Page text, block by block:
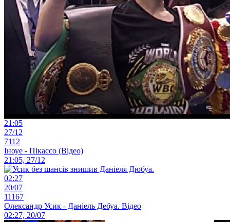
21:05
27/12
7112
Іноуе - Пікассо (Відео)
21:05, 27/12
02:27
20/07
11167
Олександр Усик - Даніель Дебуа. Відео
02:27, 20/07